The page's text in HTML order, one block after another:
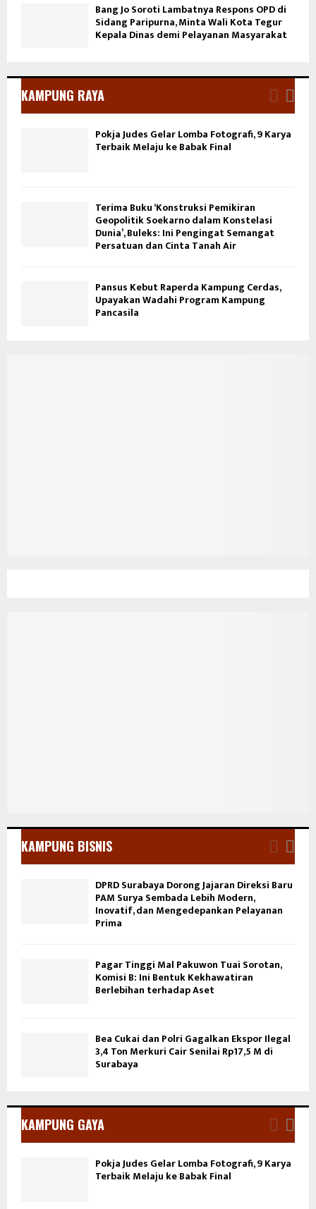
Bang Jo Soroti Lambatnya Respons OPD di
Sidang Paripurna, Minta Wali Kota Tegur
Kepala Dinas demi Pelayanan Masyarakat
KAMPUNG RAYA
Pokja Judes Gelar Lomba Fotografi, 9 Karya
Terbaik Melaju ke Babak Final
Terima Buku ‘Konstruksi Pemikiran
Geopolitik Soekarno dalam Konstelasi
Dunia’, Buleks: Ini Pengingat Semangat
Persatuan dan Cinta Tanah Air
Pansus Kebut Raperda Kampung Cerdas,
Upayakan Wadahi Program Kampung
Pancasila
KAMPUNG BISNIS
DPRD Surabaya Dorong Jajaran Direksi Baru
PAM Surya Sembada Lebih Modern,
Inovatif, dan Mengedepankan Pelayanan
Prima
Pagar Tinggi Mal Pakuwon Tuai Sorotan,
Komisi B: Ini Bentuk Kekhawatiran
Berlebihan terhadap Aset
Bea Cukai dan Polri Gagalkan Ekspor Ilegal
3,4 Ton Merkuri Cair Senilai Rp17,5 M di
Surabaya
KAMPUNG GAYA
Pokja Judes Gelar Lomba Fotografi, 9 Karya
Terbaik Melaju ke Babak Final